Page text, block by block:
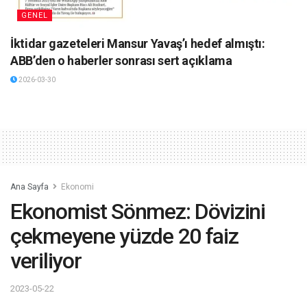
GENEL
İktidar gazeteleri Mansur Yavaş’ı hedef almıştı:
ABB’den o haberler sonrası sert açıklama
2026-03-30
Ana Sayfa Ekonomi
Ekonomist Sönmez: Dövizini
çekmeyene yüzde 20 faiz
veriliyor
2023-05-22